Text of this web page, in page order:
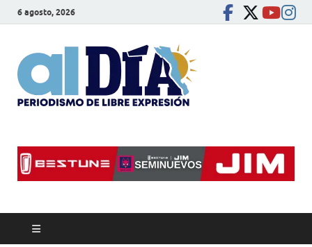
6 agosto, 2026